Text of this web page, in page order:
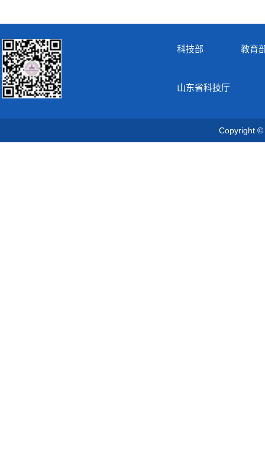
科技部 教育
山东省科技厅
Copyright ©